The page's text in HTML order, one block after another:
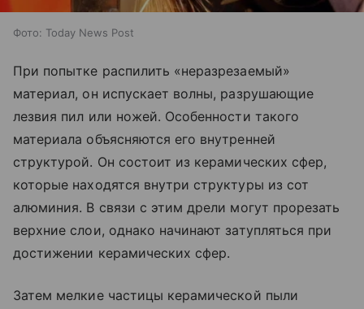
Фото: Today News Post
При попытке распилить «неразрезаемый»
материал, он испускает волны, разрушающие
лезвия пил или ножей. Особенности такого
материала объясняются его внутренней
структурой. Он состоит из керамических сфер,
которые находятся внутри структуры из сот
алюминия. В связи с этим дрели могут прорезать
верхние слои, однако начинают затупляться при
достижении керамических сфер.
Затем мелкие частицы керамической пыли